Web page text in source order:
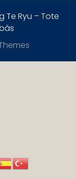
Te Ryu – Tote